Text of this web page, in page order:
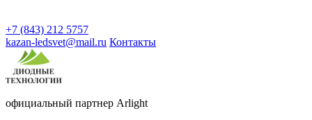
+7 (843) 212 5757
kazan-ledsvet@mail.ru Контакты
официальный партнер Arlight